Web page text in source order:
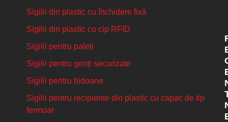
Sigilii din plastic cu închidere fixă
Sigilii din plastic cu cip RFID
Sigilii pentru paleți
Sigilii pentru genți securizate
Sigilii pentru bidoane
Sigilii pentru recipiente din plastic cu capac de tip
fermoar